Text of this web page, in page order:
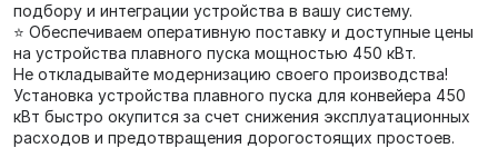
подбору и интеграции устройства в вашу систему.
⭐ Обеспечиваем оперативную поставку и доступные цены
на устройства плавного пуска мощностью 450 кВт.
Не откладывайте модернизацию своего производства!
Установка устройства плавного пуска для конвейера 450
кВт быстро окупится за счет снижения эксплуатационных
расходов и предотвращения дорогостоящих простоев.